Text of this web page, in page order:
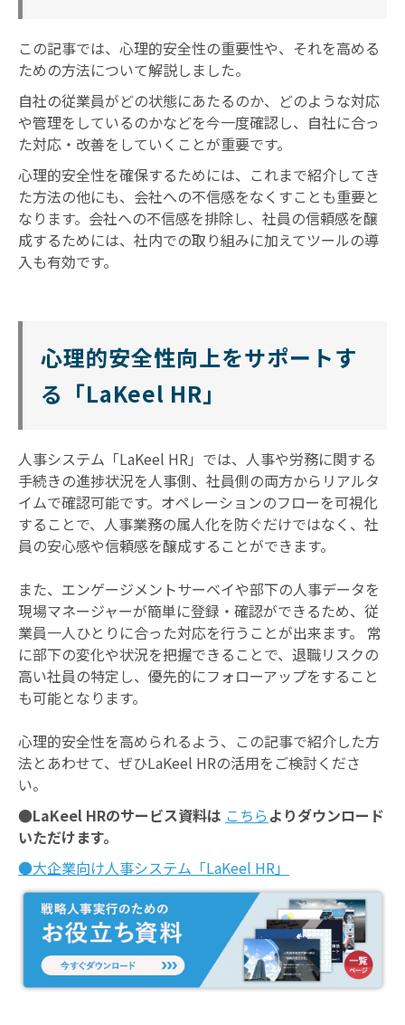
この記事では、心理的安全性の重要性や、それを高める
ための方法について解説しました。
自社の従業員がどの状態にあたるのか、どのような対応
や管理をしているのかなどを今一度確認し、自社に合っ
た対応・改善をしていくことが重要です。
心理的安全性を確保するためには、これまで紹介してき
た方法の他にも、会社への不信感をなくすことも重要と
なります。会社への不信感を排除し、社員の信頼感を醸
成するためには、社内での取り組みに加えてツールの導
入も有効です。
心理的安全性向上をサポートす
る「LaKeel HR」
人事システム「LaKeel HR」では、人事や労務に関する
手続きの進捗状況を人事側、社員側の両方からリアルタ
イムで確認可能です。オペレーションのフローを可視化
することで、人事業務の属人化を防ぐだけではなく、社
員の安心感や信頼感を醸成することができます。
また、エンゲージメントサーベイや部下の人事データを
現場マネージャーが簡単に登録・確認ができるため、従
業員一人ひとりに合った対応を行うことが出来ます。 常
に部下の変化や状況を把握できることで、退職リスクの
高い社員の特定し、優先的にフォローアップをすること
も可能となります。
心理的安全性を高められるよう、この記事で紹介した方
法とあわせて、ぜひLaKeel HRの活用をご検討くださ
い。
●LaKeel HRのサービス資料は こちらよりダウンロード
いただけます。
●大企業向け人事システム「LaKeel HR」